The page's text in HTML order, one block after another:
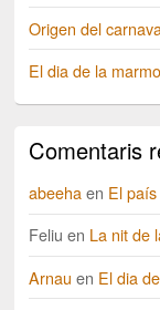
Origen del
El dia de la
Comentaris
abeehaen El
Feliu en La nit de
Arnau en El dia